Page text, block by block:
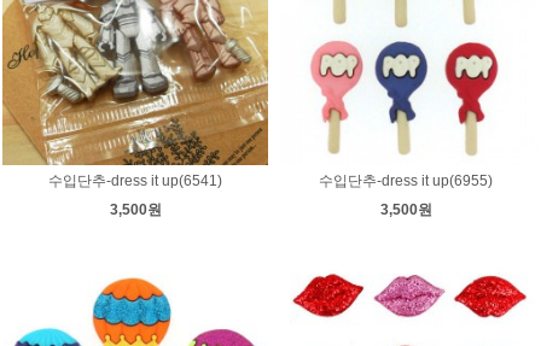
수입단추-dress it up(6541)
3,500원
수입단추-dress it up(6955)
3,500원